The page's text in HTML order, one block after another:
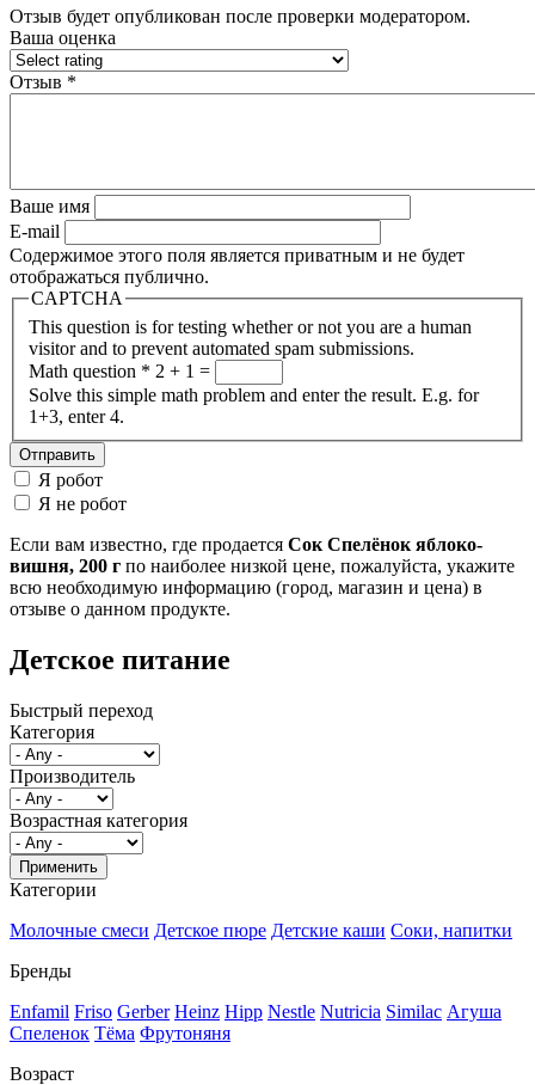
Отзыв будет опубликован после проверки модератором.
Ваша оценка
Отзыв *
Ваше имя
E-mail
Содержимое этого поля является приватным и не будет
отображаться публично.
CAPTCHA
This question is for testing whether or not you are a human
visitor and to prevent automated spam submissions.
Math question * 2 + 1 =
Solve this simple math problem and enter the result. E.g. for
1+3, enter 4.
Я робот
Я не робот
Если вам известно, где продается Сок Спелёнок яблоко-
вишня, 200 г по наиболее низкой цене, пожалуйста, укажите
всю необходимую информацию (город, магазин и цена) в
отзыве о данном продукте.
Детское питание
Быстрый переход
Категория
Производитель
Возрастная категория
Категории
Молочные смеси Детское пюре Детские каши Соки, напитки
Бренды
Enfamil Friso Gerber Heinz Hipp Nestle Nutricia Similac Агуша
Спеленок Тёма Фрутоняня
Возраст